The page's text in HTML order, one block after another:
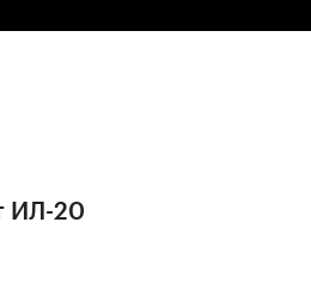
ИЛ-20